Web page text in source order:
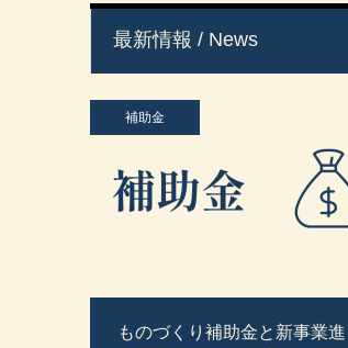
最新情報 / News
補助金
ものづくり補助金と新事業進